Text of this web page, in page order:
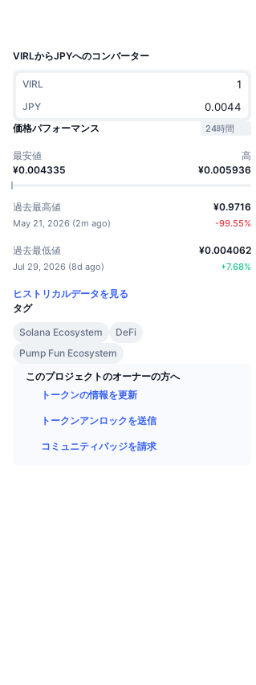
VIRLからJPYへのコンバーター
VIRL
JPY
価格パフォーマンス
24時間
最安値
¥0.004335
高
¥0.005936
過去最高値
May 21, 2026 (2m ago)
¥0.9716
-99.55%
過去最低値
Jul 29, 2026 (8d ago)
¥0.004062
+7.68%
ヒストリカルデータを見る
タグ
Solana Ecosystem
DeFi
Pump Fun Ecosystem
このプロジェクトのオーナーの方へ
トークンの情報を更新
トークンアンロックを送信
コミュニティバッジを請求